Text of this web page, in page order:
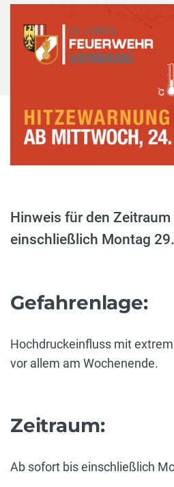
Hinweis für den
einschließlich Montag
Gefahrenlage:
Hochdruckeinfluss mit
vor allem am Wochenende.
Zeitraum:
Ab sofort bis einschließlich